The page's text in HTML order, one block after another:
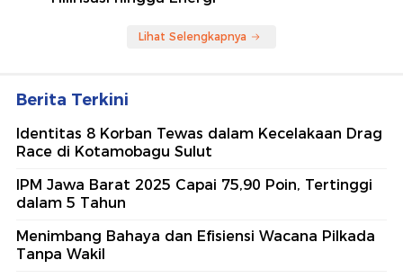
Lihat Selengkapnya
Berita Terkini
Identitas 8 Korban Tewas dalam Kecelakaan Drag
Race di Kotamobagu Sulut
IPM Jawa Barat 2025 Capai 75,90 Poin, Tertinggi
dalam 5 Tahun
Menimbang Bahaya dan Efisiensi Wacana Pilkada
Tanpa Wakil